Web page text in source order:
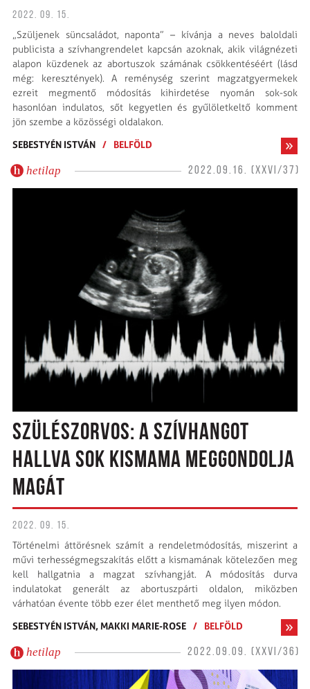
2022. 09. 15.
„Szüljenek süncsaládot, naponta” – kívánja a neves baloldali
publicista a szívhangrendelet kapcsán azoknak, akik világnézeti
alapon küzdenek az abortuszok számának csökkentéséért (lásd
még: keresztények). A reménység szerint magzatgyermekek
ezreit megmentő módosítás kihirdetése nyomán sok-sok
hasonlóan indulatos, sőt kegyetlen és gyűlöletkeltő komment
jön szembe a közösségi oldalakon.
SEBESTYÉN ISTVÁN / BELFÖLD
hetilap 2022.09.16. (XXVI/37)
SZÜLÉSZORVOS: A SZÍVHANGOT
HALLVA SOK KISMAMA MEGGONDOLJA
MAGÁT
2022. 09. 15.
Történelmi áttörésnek számít a rendeletmódosítás, miszerint a
művi terhességmegszakítás előtt a kismamának kötelezően meg
kell hallgatnia a magzat szívhangját. A módosítás durva
indulatokat generált az abortuszpárti oldalon, miközben
várhatóan évente több ezer élet menthető meg ilyen módon.
SEBESTYÉN ISTVÁN, MAKKI MARIE-ROSE / BELFÖLD
hetilap 2022.09.09. (XXVI/36)